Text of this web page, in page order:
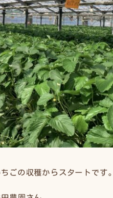
ごの収穫からスタートです。